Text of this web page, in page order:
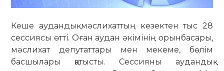
Кеше аудандық мәслихаттың кезектен тыс 28
сессиясы өтті. Оған аудан әкімінің орынбасары,
мәслихат депутаттары мен мекеме, бөлім
басшылары қатысты. Сессияны аудандық